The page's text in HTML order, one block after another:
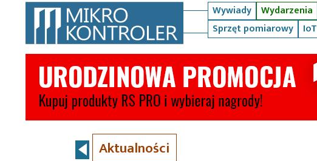
Wywiady Wydarzenia
Sprzęt pomiarowy
IoT
Aktualności